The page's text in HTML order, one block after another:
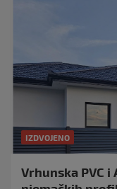
IZDVOJENO
Vrhunska PVC